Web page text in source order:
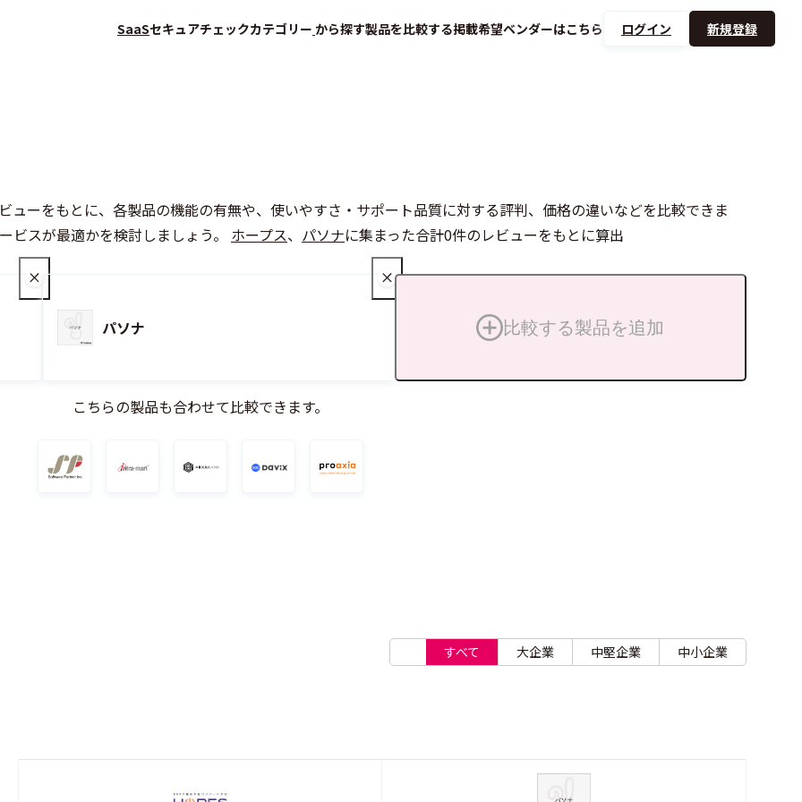
SaaSセキュアチェックカテゴリー から探す製品を比較する掲載希望ベンダーはこちら ログイン 新規登録
ーをもとに、各製品の機能の有無や、使いやすさ・サポート品質に対する評判、価格の違いなどを比較できま
ビスが最適かを検討しましょう。 ホープス、 パソナに集まった合計0件のレビューをもとに算出
パソナ 比較する製品を追加
こちらの製品も合わせて比較できます。
すべて 大企業 中堅企業 中小企業
会員登録（無料）